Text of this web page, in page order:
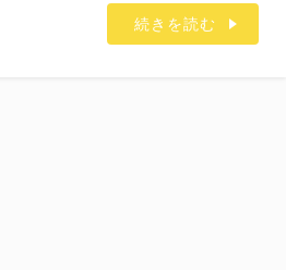
続きを読む